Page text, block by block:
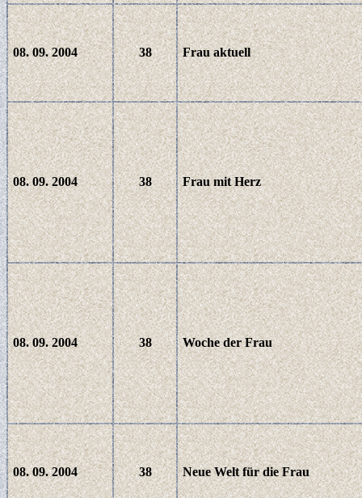
08. 09. 2004 38 Frau aktuell
08. 09. 2004 38 Frau mit Herz
08. 09. 2004 38 Woche der Frau
08. 09. 2004 38 Neue Welt für die Frau